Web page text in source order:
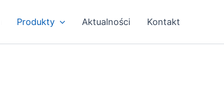
Produkty Aktualności Kontakt